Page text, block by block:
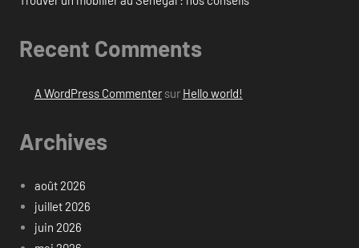
Recent Comments
A WordPress Commentersur Hello world!
Archives
août 2026
juillet 2026
juin 2026